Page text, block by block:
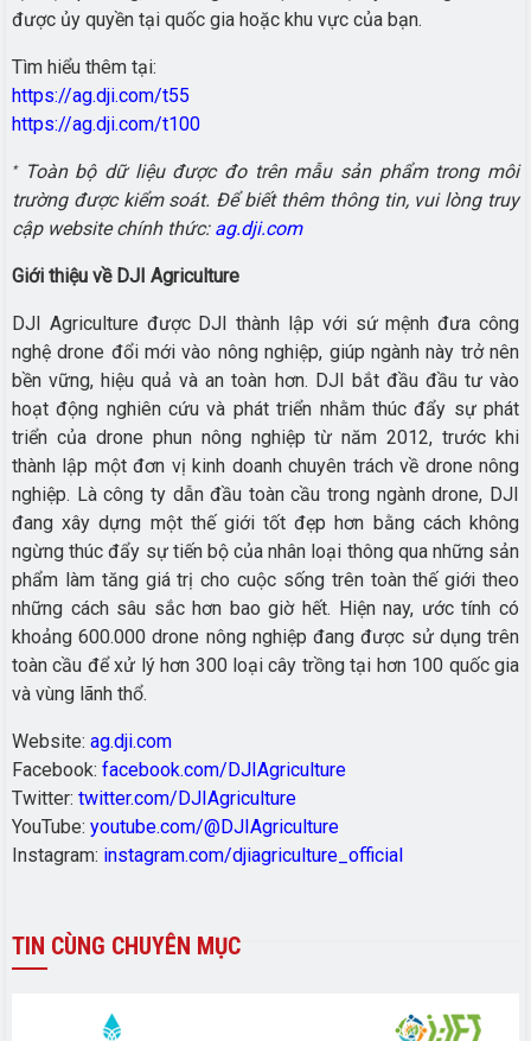
được ủy quyền tại quốc gia hoặc khu vực của bạn.
Tìm hiểu thêm tại:
https://ag.dji.com/t55
https://ag.dji.com/t100
*Toàn bộ dữ liệu được đo trên mẫu sản phẩm trong môi
trường được kiểm soát. Để biết thêm thông tin, vui lòng truy
cập website chính thức: ag.dji.com
Giới thiệu về DJI Agriculture
DJI Agriculture được DJI thành lập với sứ mệnh đưa công
nghệ drone đổi mới vào nông nghiệp, giúp ngành này trở nên
bền vững, hiệu quả và an toàn hơn. DJI bắt đầu đầu tư vào
hoạt động nghiên cứu và phát triển nhằm thúc đẩy sự phát
triển của drone phun nông nghiệp từ năm 2012, trước khi
thành lập một đơn vị kinh doanh chuyên trách về drone nông
nghiệp. Là công ty dẫn đầu toàn cầu trong ngành drone, DJI
đang xây dựng một thế giới tốt đẹp hơn bằng cách không
ngừng thúc đẩy sự tiến bộ của nhân loại thông qua những sản
phẩm làm tăng giá trị cho cuộc sống trên toàn thế giới theo
những cách sâu sắc hơn bao giờ hết. Hiện nay, ước tính có
khoảng 600.000 drone nông nghiệp đang được sử dụng trên
toàn cầu để xử lý hơn 300 loại cây trồng tại hơn 100 quốc gia
và vùng lãnh thổ.
Website: ag.dji.com
Facebook: facebook.com/DJIAgriculture
Twitter: twitter.com/DJIAgriculture
YouTube: youtube.com/@DJIAgriculture
Instagram: instagram.com/djiagriculture_official
TIN CÙNG CHUYÊN MỤC